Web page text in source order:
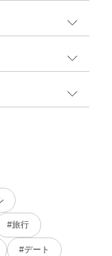
#旅行
#デート